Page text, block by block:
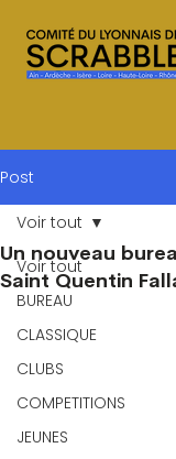
Post
Voir tout
BUREAU
CLASSIQUE
CLUBS
COMPETITIONS
JEUNES
Voir tout
Un nouveau
Saint Quentin